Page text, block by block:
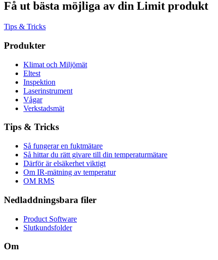
Få ut bästa möjliga av din Limit produkt
Tips & Tricks
Produkter
Klimat och Miljömät
Eltest
Inspektion
Laserinstrument
Vågar
Verkstadsmät
Tips & Tricks
Så fungerar en fuktmätare
Så hittar du rätt givare till din temperaturmätare
Därför är elsäkerhet viktigt
Om IR-mätning av temperatur
OM RMS
Nedladdningsbara filer
Product Software
Slutkundsfolder
Om